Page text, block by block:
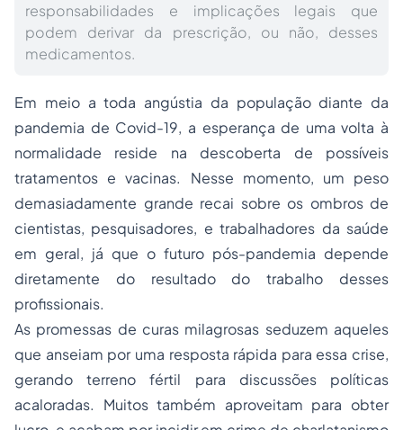
responsabilidades e implicações legais que
podem derivar da prescrição, ou não, desses
medicamentos.
Em meio a toda angústia da população diante da
pandemia de Covid-19, a esperança de uma volta à
normalidade reside na descoberta de possíveis
tratamentos e vacinas. Nesse momento, um peso
demasiadamente grande recai sobre os ombros de
cientistas, pesquisadores, e trabalhadores da saúde
em geral, já que o futuro pós-pandemia depende
diretamente do resultado do trabalho desses
profissionais.
As promessas de curas milagrosas seduzem aqueles
que anseiam por uma resposta rápida para essa crise,
gerando terreno fértil para discussões políticas
acaloradas. Muitos também aproveitam para obter